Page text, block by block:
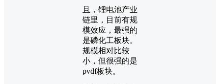
且，锂电池产业
链里，目前有规
模效应，最强的
是磷化工板块。
规模相对比较
小，但很强的是
pvdf板块。